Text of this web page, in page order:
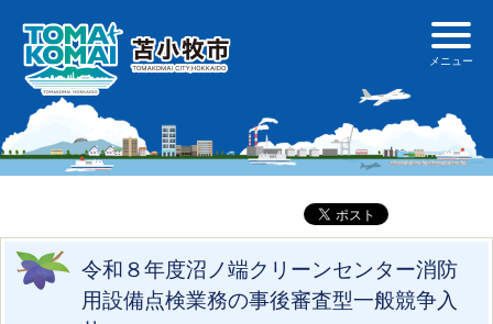
令和８年度沼ノ端クリーンセンター消防
用設備点検業務の事後審査型一般競争入